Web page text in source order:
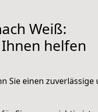
Weiß:
helfen
Sie einen zuverlässige